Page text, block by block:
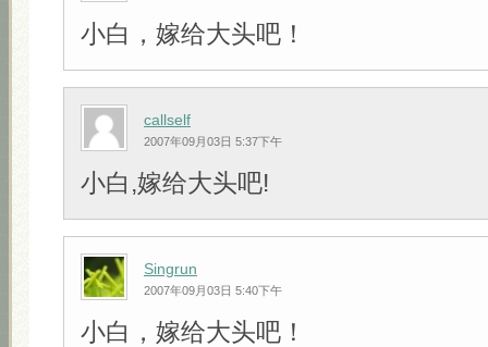
小白，嫁给大头吧！
callself
2007年09月03日 5:37下午
小白,嫁给大头吧!
Singrun
2007年09月03日 5:40下午
小白，嫁给大头吧！